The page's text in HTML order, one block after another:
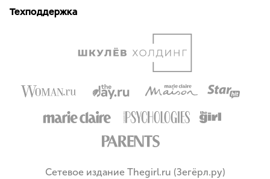
Техподдержка
Сетевое издание Thegirl.ru (Зегёрл.ру)